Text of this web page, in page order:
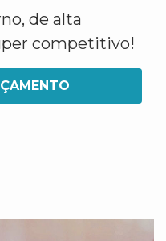
de alta
competitivo!